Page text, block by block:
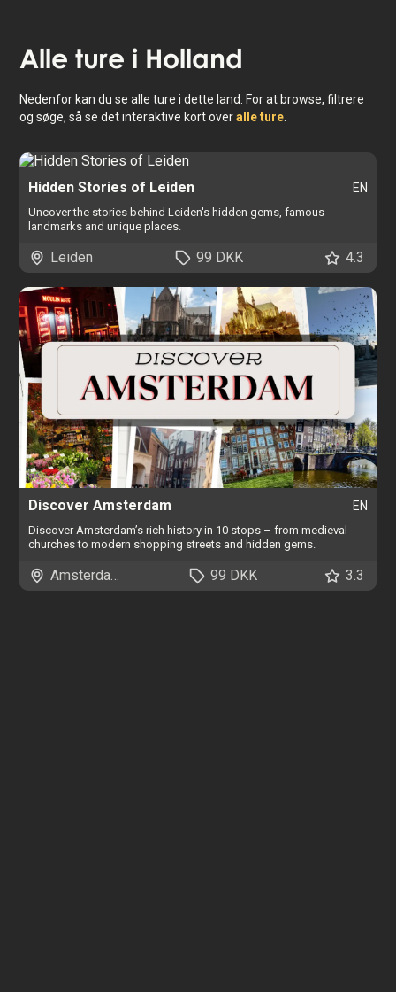
Alle ture i Holland
Nedenfor kan du se alle ture i dette land. For at browse, filtrere
og søge, så se det interaktive kort overalle ture
Hidden Stories of Leiden EN
Uncover the stories behind Leiden's hidden gems, famous
landmarks and unique places.
Leiden 99 DKK 4.3
Discover Amsterdam EN
Discover Amsterdam’s rich history in 10 stops – from medieval
churches to modern shopping streets and hidden gems.
Amsterdam 99 DKK 3.3